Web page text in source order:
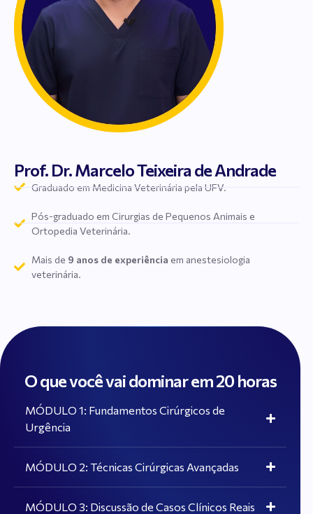
Prof. Dr. Marcelo Teixeira de Andrade
Graduado em Medicina Veterinária pela UFV.
Pós-graduado em Cirurgias de Pequenos Animais e
Ortopedia Veterinária.
Mais de 9 anos de experiência em anestesiologia
veterinária.
O que você vai dominar em 20 horas
MÓDULO 1: Fundamentos Cirúrgicos de
Urgência
MÓDULO 2: Técnicas Cirúrgicas Avançadas
MÓDULO 3: Discussão de Casos Clínicos Reais